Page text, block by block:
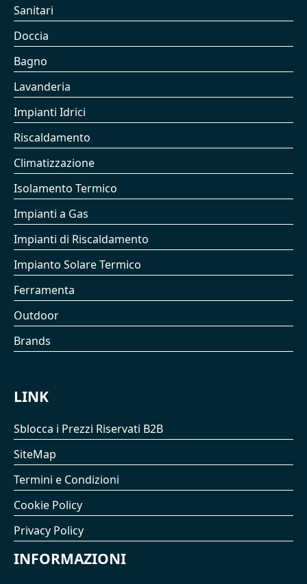
Sanitari
Doccia
Bagno
Lavanderia
Impianti Idrici
Riscaldamento
Climatizzazione
Isolamento Termico
Impianti a Gas
Impianti di Riscaldamento
Impianto Solare Termico
Ferramenta
Outdoor
Brands
LINK
Sblocca i Prezzi Riservati B2B
SiteMap
Termini e Condizioni
Cookie Policy
Privacy Policy
INFORMAZIONI